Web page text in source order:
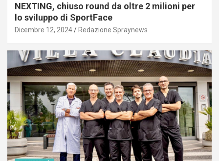
NEXTING, chiuso round da oltre 2 milioni per
lo sviluppo di SportFace
Dicembre 12, 2024 Redazione Spraynews